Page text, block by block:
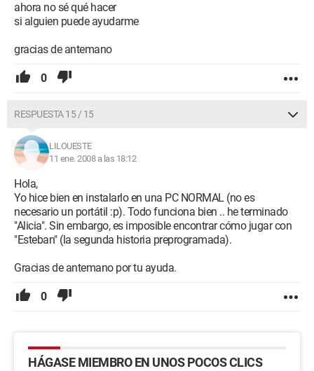
ahora no sé qué hacer
si alguien puede ayudarme
gracias de antemano
0
RESPUESTA 15 / 15
LILOUESTE
11 ene. 2008 a las 18:12
Hola,
Yo hice bien en instalarlo en una PC NORMAL (no es
necesario un portátil :p). Todo funciona bien .. he terminado
"Alicia". Sin embargo, es imposible encontrar cómo jugar con
"Esteban" (la segunda historia preprogramada).
Gracias de antemano por tu ayuda.
0
HÁGASE MIEMBRO EN UNOS POCOS CLICS